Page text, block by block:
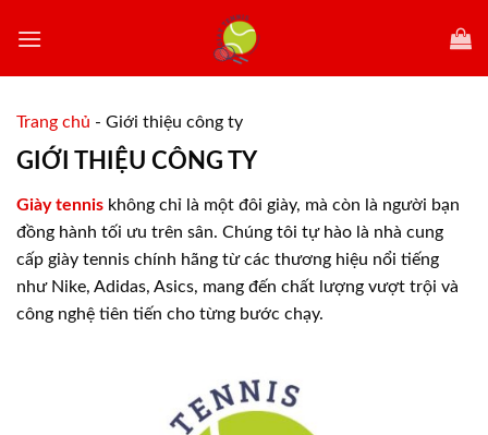
Trang chủ - Giới thiệu công ty
GIỚI THIỆU CÔNG TY
Giày tennis không chỉ là một đôi giày, mà còn là người bạn
đồng hành tối ưu trên sân. Chúng tôi tự hào là nhà cung
cấp giày tennis chính hãng từ các thương hiệu nổi tiếng
như Nike, Adidas, Asics, mang đến chất lượng vượt trội và
công nghệ tiên tiến cho từng bước chạy.